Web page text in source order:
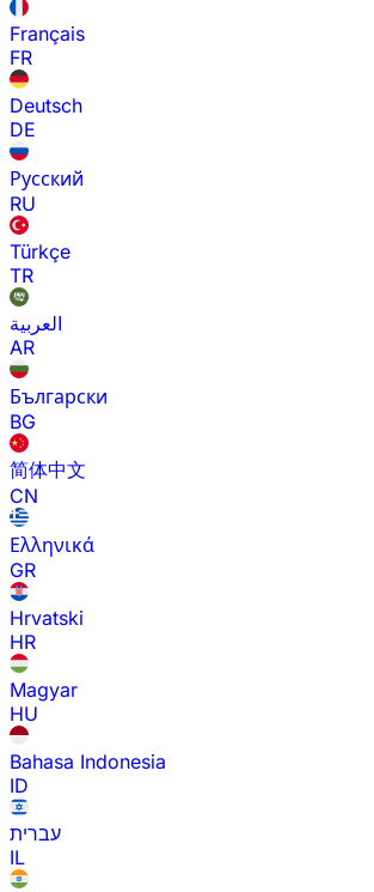
Français
FR
Deutsch
DE
Русский
RU
Türkçe
TR
العربية
AR
Български
BG
简体中文
CN
Ελληνικά
GR
Hrvatski
HR
Magyar
HU
Bahasa Indonesia
ID
עברית
IL